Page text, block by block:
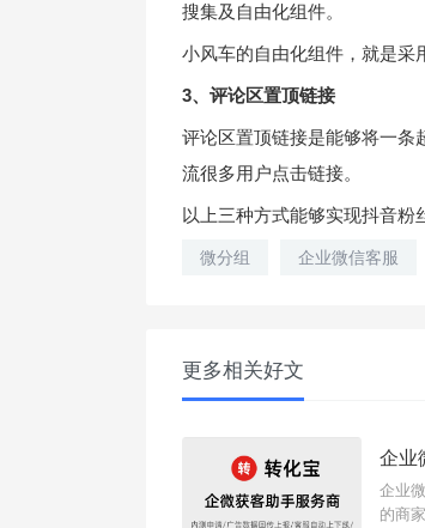
搜集及自由化组件。
小风车的自由化组件，就是采
3、评论区置顶链接
评论区置顶链接是能够将一条
流很多用户点击链接。
以上三种方式能够实现抖音粉
微分组 企业微信客服
更多相关好文
企业
企业
的商